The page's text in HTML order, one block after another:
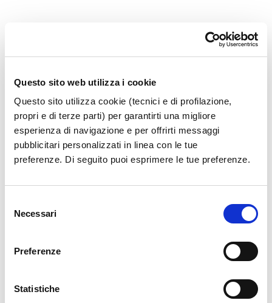
Questo sito web utilizza i cookie
Questo sito utilizza cookie (tecnici e di profilazione,
propri e di terze parti) per garantirti una migliore
esperienza di navigazione e per offrirti messaggi
pubblicitari personalizzati in linea con le tue
preferenze. Di seguito puoi esprimere le tue preferenze.
delNecessari
Preferenze
Statistiche